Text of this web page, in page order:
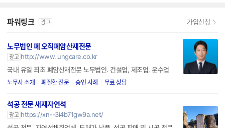
파워링크 광고 가입신청
노무법인 폐 오직폐암산재전문
광고 http://www.lungcare.co.kr
국내 유일 최초 폐암산재전문 노무법인. 건설업, 제조업, 운수업
노무사 소개 폐질환 전문 승인 사례 무료 상담
석공 전문 새재자연석
광고 https://xn--3i4b71gw9a.net/